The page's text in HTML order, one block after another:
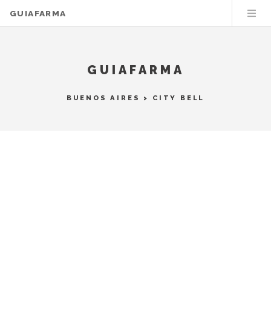
GUIAFARMA
GUIAFARMA
BUENOS AIRES > CITY BELL